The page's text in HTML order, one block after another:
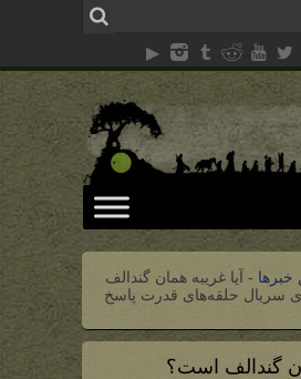
خبرها - آیا غریبه همان گندالف
سریال حلقه‌های قدرت پاسخ
گندالف است؟